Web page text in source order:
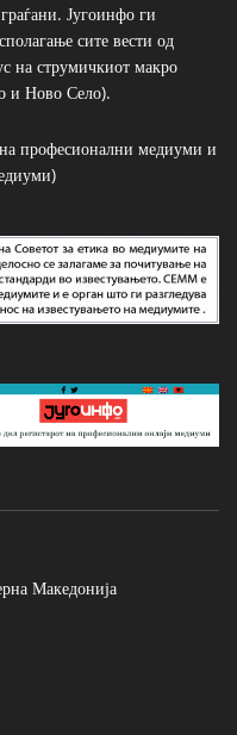
Југоинфо ги
сите вести од
на струмичкиот макро
и Ново Село).
на професионални медиуми и
Македонија